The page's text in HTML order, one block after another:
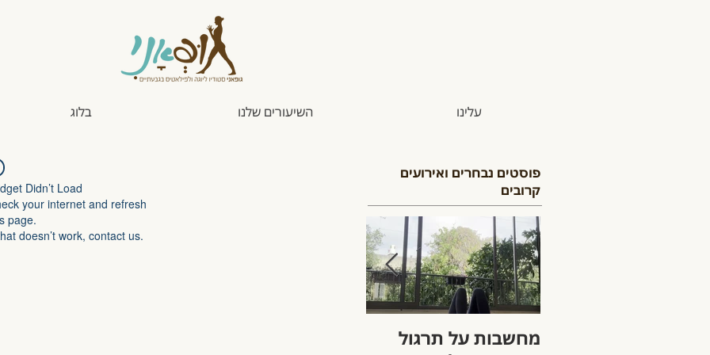
עלינו השיעורים שלנו בלוג
Didn’t Load
your internet and refresh
page.
doesn’t work, contact us.
פוסטים נבחרים ואירועים
קרובים
מחשבות על תרגול